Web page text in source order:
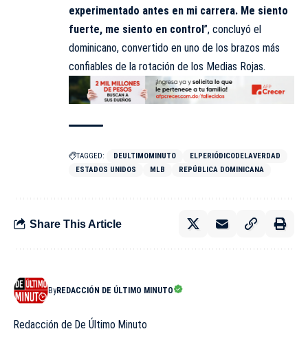
experimentado antes en mi carrera. Me siento
fuerte, me siento en control ”, concluyó el
dominicano, convertido en uno de los brazos más
confiables de la rotación de los Medias Rojas.
TAGGED: DEULTIMOMINUTO
ELPERIÓDICODELAVERDAD
ESTADOS UNIDOS
MLB REPÚBLICA DOMINICANA
Share This Article
ByREDACCIÓN DE ÚLTIMO MINUTO
Redacción de De Último Minuto